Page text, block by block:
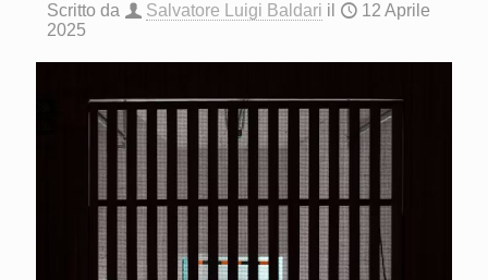
Scritto da Salvatore Luigi Baldari il
12 Aprile
2025